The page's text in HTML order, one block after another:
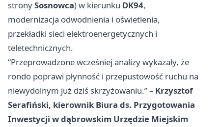
stronySosnowca) w kierunku DK94,
modernizacja odwodnienia i oświetlenia,
przekładki sieci elektroenergetycznych i
teletechnicznych.
“Przeprowadzone wcześniej analizy wykazały, że
rondo poprawi płynność i przepustowość ruchu na
niewydolnym już dziś skrzyżowaniu.” – Krzysztof
Serafiński, kierownik Biura ds. Przygotowania
Inwestycji w dąbrowskim Urzędzie Miejskim